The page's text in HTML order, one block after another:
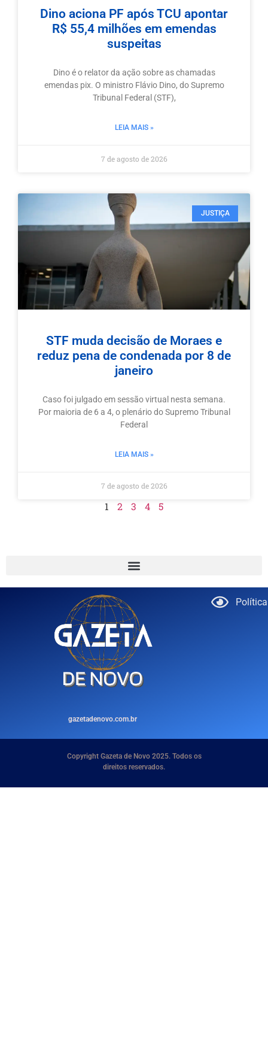
Dino aciona PF após TCU apontar
R$ 55,4 milhões em emendas
suspeitas
Dino é o relator da ação sobre as chamadas
emendas pix. O ministro Flávio Dino, do Supremo
Tribunal Federal (STF),
LEIA MAIS »
7 de agosto de 2026
JUSTIÇA
STF muda decisão de Moraes e
reduz pena de condenada por 8 de
janeiro
Caso foi julgado em sessão virtual nesta semana.
Por maioria de 6 a 4, o plenário do Supremo Tribunal
Federal
LEIA MAIS »
7 de agosto de 2026
1 2 3 4 5
gazetadenovo.com.br
Copyright Gazeta de Novo 2025. Todos os
direitos reservados.